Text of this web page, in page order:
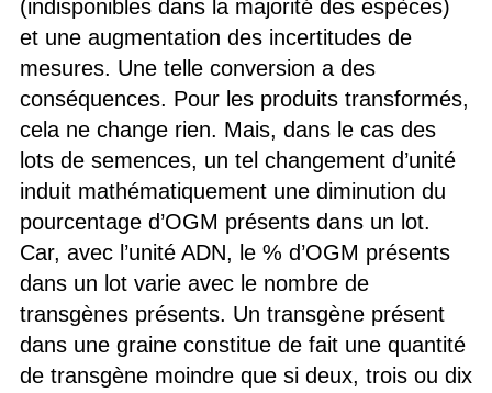
(indisponibles dans la majorité des espèces)
et une augmentation des incertitudes de
mesures. Une telle conversion a des
conséquences. Pour les produits transformés,
cela ne change rien. Mais, dans le cas des
lots de semences, un tel changement d’unité
induit mathématiquement une diminution du
pourcentage d’OGM présents dans un lot.
Car, avec l’unité ADN, le % d’OGM présents
dans un lot varie avec le nombre de
transgènes présents. Un transgène présent
dans une graine constitue de fait une quantité
de transgène moindre que si deux, trois ou dix